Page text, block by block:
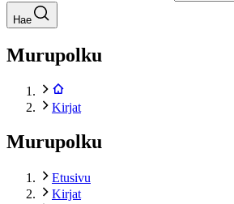
Hae
Murupolku
Kirjat
Murupolku
Etusivu
Kirjat